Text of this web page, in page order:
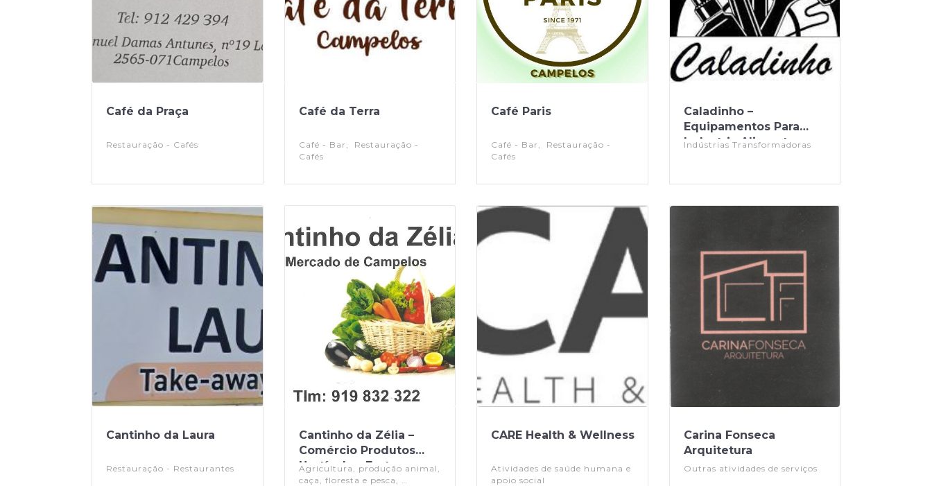
Café da Praça
Restauração - Cafés
Café da Terra
Café - Bar, Restauração -
Cafés
Café Paris
Café - Bar, Restauração -
Cafés
Caladinho –
Equipamentos Para
Industria Alimentar
Indústrias Transformadoras
Cantinho da Laura
Restauração - Restaurantes
Cantinho da Zélia –
Comércio Produtos
Hortícolas, Frutas
Agricultura, produção animal,
caça, floresta e pesca,
CARE Health & Wellness
Atividades de saúde humana e
apoio social
Carina Fonseca
Arquitetura
Outras atividades de serviços